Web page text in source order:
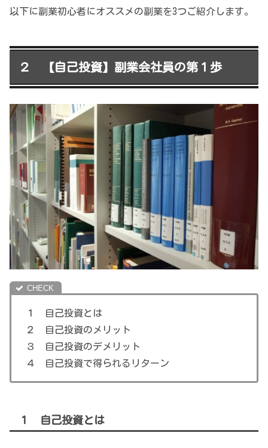
以下に副業初心者にオススメの副業を3つご紹介します。
２ 【自己投資】副業会社員の第１歩
１ 自己投資とは
２ 自己投資のメリット
３ 自己投資のデメリット
４ 自己投資で得られるリターン
１ 自己投資とは